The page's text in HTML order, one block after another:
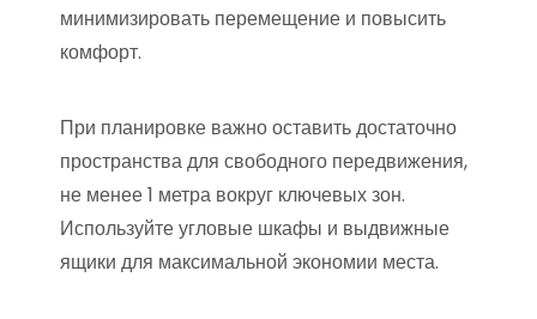
минимизировать перемещение и повысить
комфорт.
При планировке важно оставить достаточно
пространства для свободного передвижения,
не менее 1 метра вокруг ключевых зон.
Используйте угловые шкафы и выдвижные
ящики для максимальной экономии места.